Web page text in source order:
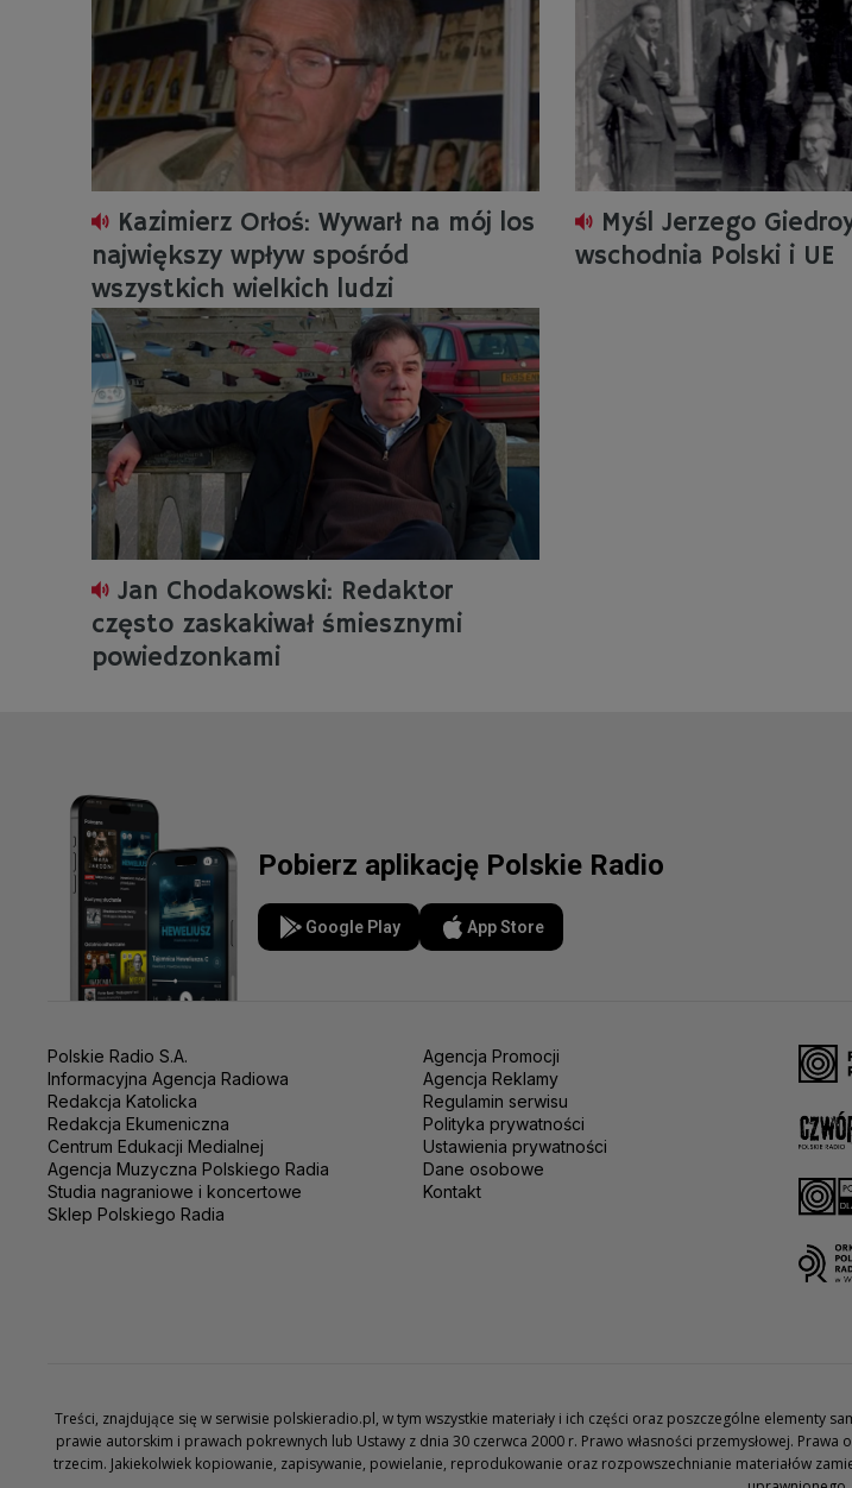
Kazimierz Orłoś: Wywarł na mój los
największy wpływ spośród
wszystkich wielkich ludzi
Myśl Jerzego
wschodnia Polski i UE
Jan Chodakowski: Redaktor
często zaskakiwał śmiesznymi
powiedzonkami
Pobierz aplikację Polskie Radio
Google Play App Store
Polskie Radio S.A.
Informacyjna Agencja Radiowa
Redakcja Katolicka
Redakcja Ekumeniczna
Centrum Edukacji Medialnej
Agencja Muzyczna Polskiego Radia
Studia nagraniowe i koncertowe
Sklep Polskiego Radia
Agencja Promocji
Agencja Reklamy
Regulamin serwisu
Polityka prywatności
Ustawienia prywatności
Dane osobowe
Kontakt
Treści, znajdujące się w serwisie polskieradio.pl, w tym wszystkie materiały i ich części oraz poszczególne
prawie autorskim i prawach pokrewnych lub Ustawy z dnia 30 czerwca 2000 r. Prawo własności przemysłowej.
trzecim. Jakiekolwiek kopiowanie, zapisywanie, powielanie, reprodukowanie oraz rozpowszechnianie materiałów